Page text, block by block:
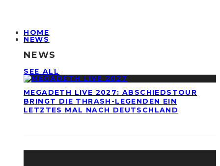
HOME
NEWS
NEWS
SEE ALL
MEGADETH LIVE 2027: ABSCHIEDSTOUR
BRINGT DIE THRASH-LEGENDEN EIN
LETZTES MAL NACH DEUTSCHLAND